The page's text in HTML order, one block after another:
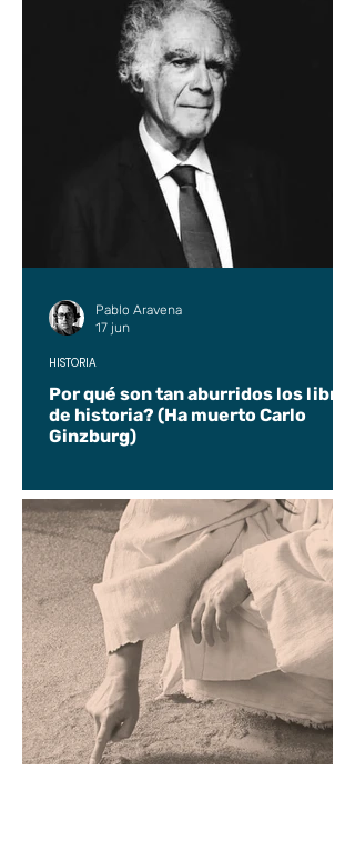
Por qué son tan aburridos los libros
de historia? (Ha muerto Carlo
Ginzburg)
HISTORIA
Pablo Aravena
17 jun